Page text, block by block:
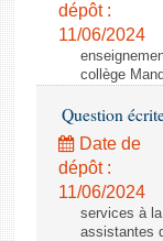
dépôt :
11/06/2024
collège
Question
Date de
dépôt :
11/06/2024
services à
assistantes